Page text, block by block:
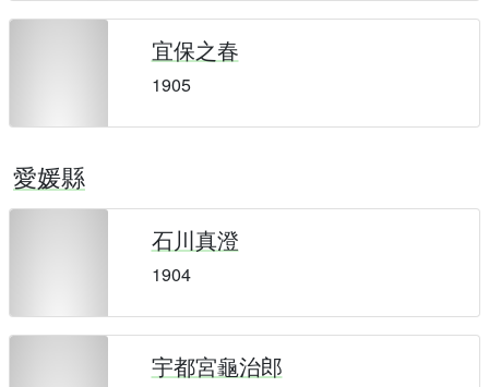
宜保之春
1905
愛媛縣
石川真澄
1904
宇都宮龜治郎